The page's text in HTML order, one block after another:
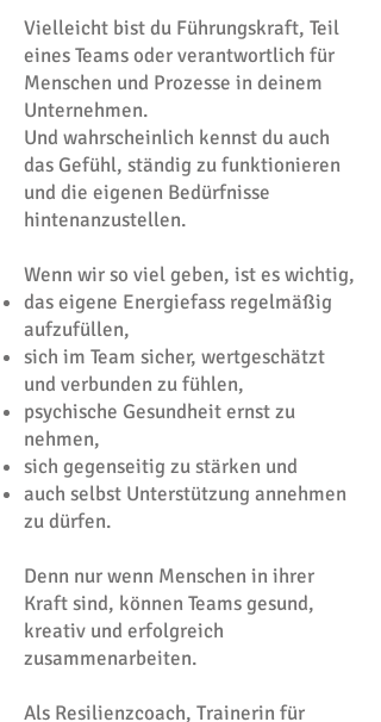
Vielleicht bist du Führungskraft, Teil
eines Teams oder verantwortlich für
Menschen und Prozesse in deinem
Unternehmen.
Und wahrscheinlich kennst du auch
das Gefühl, ständig zu funktionieren
und die eigenen Bedürfnisse
hintenanzustellen.
Wenn wir so viel geben, ist es wichtig,
das eigene Energiefass regelmäßig
aufzufüllen,
sich im Team sicher, wertgeschätzt
und verbunden zu fühlen,
psychische Gesundheit ernst zu
nehmen,
sich gegenseitig zu stärken und
auch selbst Unterstützung annehmen
zu dürfen.
Denn nur wenn Menschen in ihrer
Kraft sind, können Teams gesund,
kreativ und erfolgreich
zusammenarbeiten.
Als Resilienzcoach, Trainerin für